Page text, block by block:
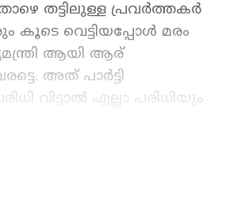
താഴെ തട്ടിലുള്ള പ്രവർത്തകർ
കൂടെ വെട്ടിയപ്പോൾ മരം
ആയി ആര്
അത് പാർട്ടി
വിട്ടാൽ എല്ലാ പരിധിയും